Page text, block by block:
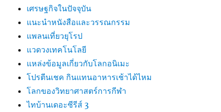
เศรษฐกิจในปัจจุบัน
แนะนำหนังสือและวรรณกรรม
แพลนเที่ยวยุโรป
แวดวงเทคโนโลยี
แหล่งข้อมูลเกี่ยวกับโลกอนิเมะ
โปรตีนเชค กินแทนอาหารเช้าได้ไหม
โลกของวิทยาศาสตร์การกีฬา
ไทบ้านเดอะซีรีส์ 3